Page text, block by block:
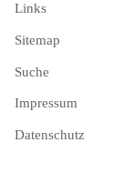
Links
Sitemap
Suche
Impressum
Datenschutz